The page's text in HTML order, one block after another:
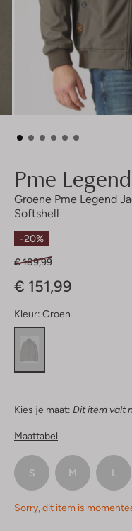
Pme Legend
Groene Pme Legend
Softshell
-20%
€ 189,99
€ 151,99
Kleur: Groen
Kies je maat: Dit item valt
Maattabel
S M L
Sorry, dit item is